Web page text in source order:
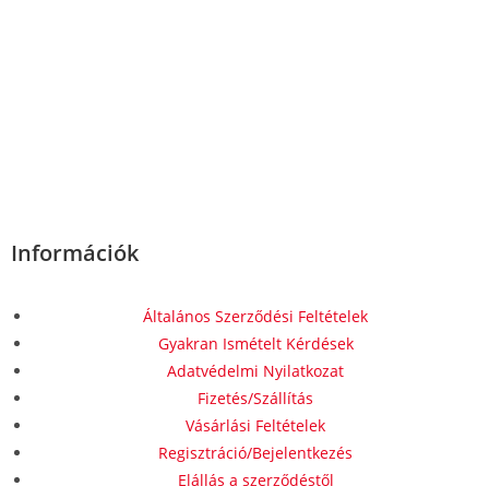
Információk
Általános Szerződési Feltételek
Gyakran Ismételt Kérdések
Adatvédelmi Nyilatkozat
Fizetés/Szállítás
Vásárlási Feltételek
Regisztráció/Bejelentkezés
Elállás a szerződéstől